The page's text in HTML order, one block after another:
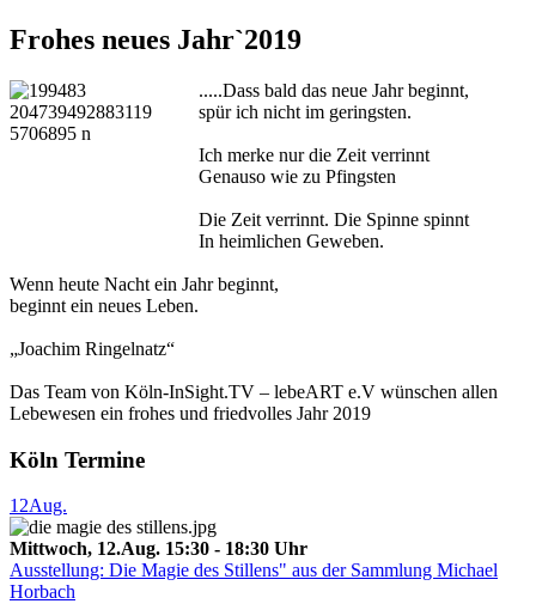
Frohes neues Jahr`2019
.....Dass bald das neue Jahr beginnt,
spür ich nicht im geringsten.
Ich merke nur die Zeit verrinnt
Genauso wie zu Pfingsten
Die Zeit verrinnt. Die Spinne spinnt
In heimlichen Geweben.
Wenn heute Nacht ein Jahr beginnt,
beginnt ein neues Leben.
„Joachim Ringelnatz“
Das Team von Köln-InSight.TV – lebeART e.V wünschen allen
Lebewesen ein frohes und friedvolles Jahr 2019
Köln Termine
12Aug.
Mittwoch, 12.Aug. 15:30 - 18:30 Uhr
Ausstellung: Die Magie des Stillens" aus der Sammlung Michael
Horbach